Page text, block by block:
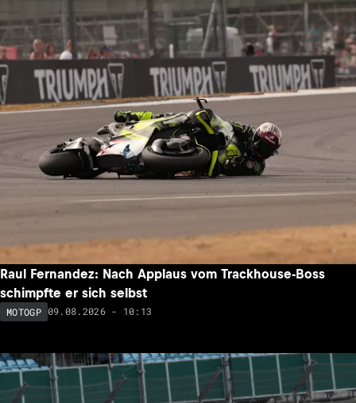
Raul Fernandez: Nach Applaus vom Trackhouse-Boss
schimpfte er sich selbst
MOTOGP 09.08.2026 - 10:13